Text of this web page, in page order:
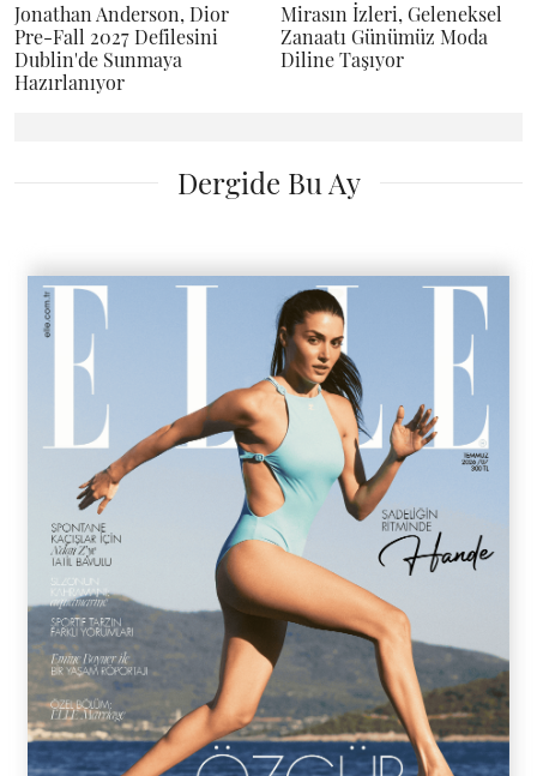
Jonathan Anderson, Dior
Pre-Fall 2027 Defilesini
Dublin'de Sunmaya
Hazırlanıyor
Mirasın İzleri, Geleneksel
Zanaatı Günümüz Moda
Diline Taşıyor
Dergide Bu Ay